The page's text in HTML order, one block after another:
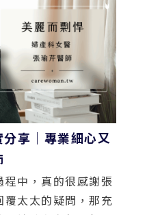
享｜專業細心又
中，真的很感謝張
太太的疑問，那充